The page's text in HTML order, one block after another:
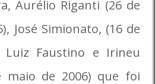
Aurélio Riganti (26 de
José Simionato, (16 de
Luiz Faustino e Irineu
maio de 2006) que foi